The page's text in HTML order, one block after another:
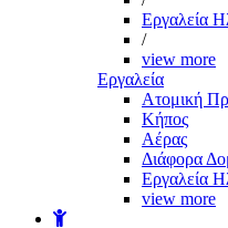
Εργαλεία
/
view more
Εργαλεία
Aτομική
Kήπος
Αέρας
Διάφορα
Εργαλεία
view more